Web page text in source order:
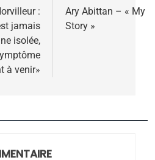
:
jamais
isolée,
à venir»
Ary Abittan – « My
Story »
l’année la plus
d’ADL contre
ISRAÉL